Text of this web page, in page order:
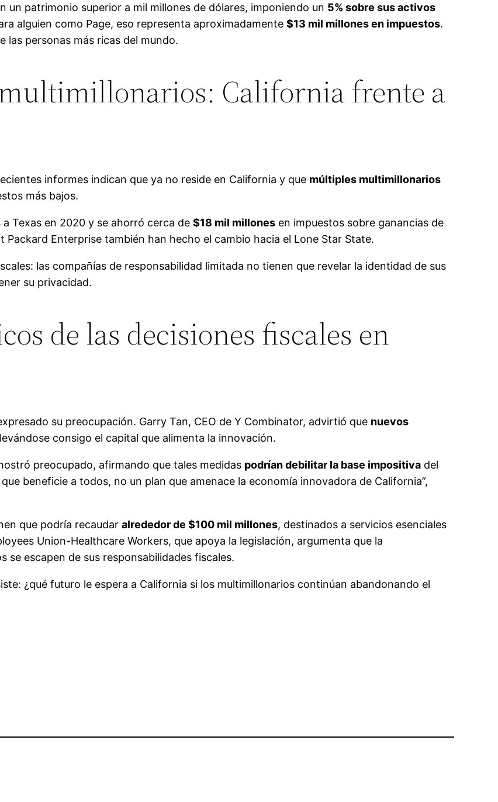
un patrimonio superior a mil millones de dólares, imponiendo un 5% sobre sus activos
alguien como Page, eso representa aproximadamente$13 mil millones en impuestos.
las personas más ricas del mundo.
California frente a
informes indican que ya no reside en California y que múltiples multimillonarios
más bajos.
Texas en 2020 y se ahorró cerca de$18 mil millones en impuestos sobre ganancias de
Enterprise también han hecho el cambio hacia el Lone Star State.
las compañías de responsabilidad limitada no tienen que revelar la identidad de sus
su privacidad.
de las decisiones fiscales en
su preocupación. Garry Tan, CEO de Y Combinator, advirtió que nuevos
consigo el capital que alimenta la innovación.
preocupado, afirmando que tales medidas podrían debilitar la base impositiva del
beneficie a todos, no un plan que amenace la economía innovadora de California”,
que podría recaudaralrededor de $100 mil millones, destinados a servicios esenciales
Union-Healthcare Workers, que apoya la legislación, argumenta que la
escapen de sus responsabilidades fiscales.
¿qué futuro le espera a California si los multimillonarios continúan abandonando el